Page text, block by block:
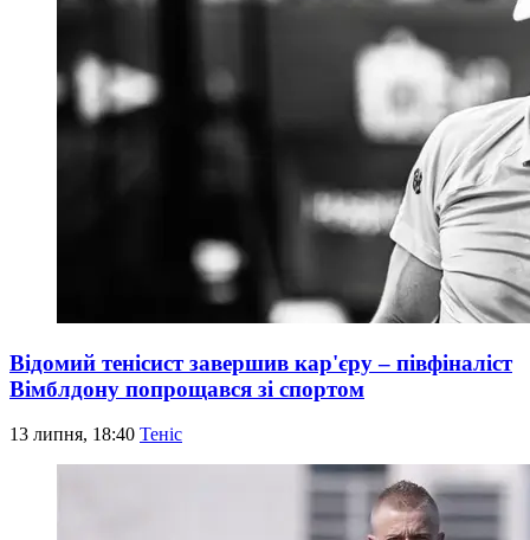
Відомий тенісист завершив кар'єру – півфіналіст
Вімблдону попрощався зі спортом
13 липня, 18:40 Теніс